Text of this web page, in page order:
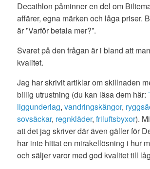
Decathlon påminner en del om
affärer, egna märken och låga priser.
är ”Varför betala mer?”.
Svaret på den frågan är i bland att
kvalitet.
Jag har skrivit artiklar om skillnaden
billig utrustning (du kan läsa dem här:
liggunderlag, vandringskängor,
sovsäckar, regnkläder, friluftsbyxor).
att det jag skriver där även gäller för
har inte hittat en mirakellösning i hur
och säljer varor med god kvalitet till